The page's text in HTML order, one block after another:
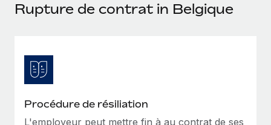
Rationalisez vos processus avec des outils essentiels
Demandez aux experts
Recevez des conseils d’experts sur les RH à
l’international et la conformité
Partenaires stratégiques de la tech
Explorez avec nous vos opportunités de partenariat
Remote Build
Conseil en intégrations et automatisations assistées par
Événements
Données sur les salaires et les talents
Obtenir de l’aide
Rupture de contrat in Belgique
Procédure de résiliation
L'employeur peut mettre fin à au contrat de ses